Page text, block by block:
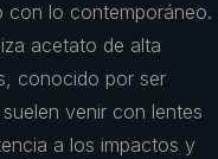
con lo contemporáneo.
acetato de alta
conocido por ser
venir con lentes
a los impactos y